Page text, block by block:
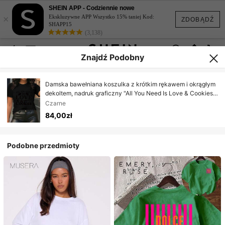
ZDOBĄDŹ
×
SHEIN APP - Codziennie nowe
Ekskluzywne APP Wszystko 15% taniej Kod:
SHAPP15
(3,138)
Znajdź Podobny
Damska bawełniana koszulka z krótkim rękawem i okrągłym
dekoltem, nadruk graficzny "All You Need Is Love & Cookies",
casualowy uroczy top na lato
Czarne
84,00zł
Podobne przedmioty